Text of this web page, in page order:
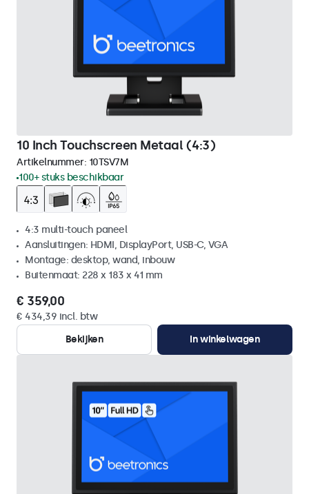
10 Inch Touchscreen Metaal (4:3)
Artikelnummer: 10TSV7M
100+ stuks beschikbaar
4:3 multi-touch paneel
Aansluitingen: HDMI, DisplayPort, USB-C, VGA
Montage: desktop, wand, inbouw
Buitenmaat: 228 x 183 x 41 mm
€ 359,00
€ 434,39 incl. btw
Bekijken
In winkelwagen